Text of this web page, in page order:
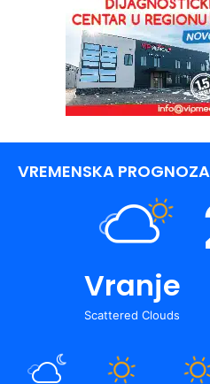
VREMENSKA PROGNOZA
Vranje
Scattered Clouds